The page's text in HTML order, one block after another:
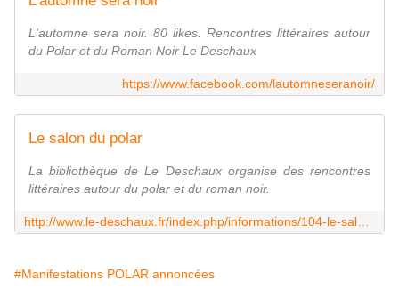
L'automne sera noir. 80 likes. Rencontres littéraires autour
du Polar et du Roman Noir Le Deschaux
https://www.facebook.com/lautomneseranoir/
Le salon du polar
La bibliothèque de Le Deschaux organise des rencontres
littéraires autour du polar et du roman noir.
#Manifestations POLAR annoncées